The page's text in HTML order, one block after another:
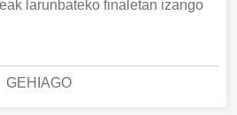
larunbateko finaletan izango
GEHIAGO